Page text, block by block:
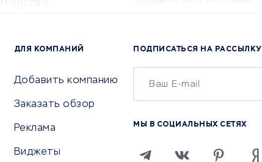
Бухгалтерия онлайн
Онлайн-кассы
SERM
ДЛЯ КОМПАНИЙ
Добавить компанию
Заказать обзор
Реклама
Виджеты
ПОДПИСАТЬСЯ НА РАССЫЛКУ
МЫ В СОЦИАЛЬНЫХ СЕТЯХ